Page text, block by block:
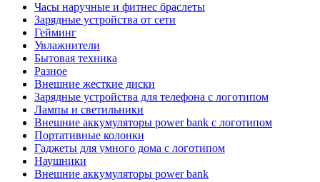
Часы наручные и фитнес браслеты
Зарядные устройства от сети
Гейминг
Увлажнители
Бытовая техника
Разное
Внешние жесткие диски
Зарядные устройства для телефона с логотипом
Лампы и светильники
Внешние аккумуляторы power bank с логотипом
Портативные колонки
Гаджеты для умного дома с логотипом
Наушники
Внешние аккумуляторы power bank